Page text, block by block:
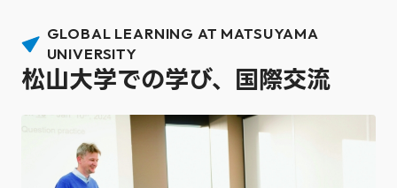
GLOBAL LEARNING AT MATSUYAMA
UNIVERSITY
松山大学での学び、国際交流